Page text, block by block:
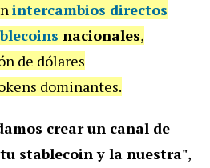
intercambios directos
nacionales,
de dólares
dominantes.
crear un canal de
stablecoin y la nuestra",